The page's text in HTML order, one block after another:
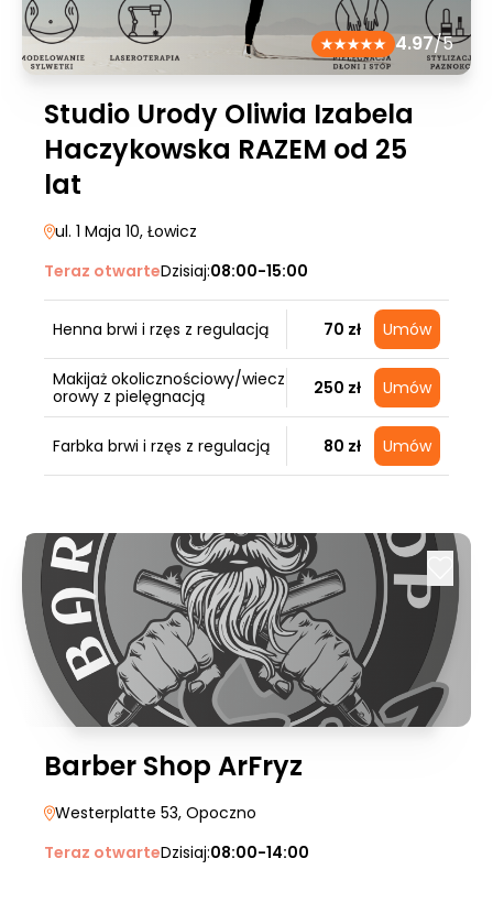
4.97/5
Studio Urody Oliwia Izabela
Haczykowska RAZEM od 25
lat
ul. 1 Maja 10, Łowicz
Teraz otwarteDzisiaj:08:00-15:00
Henna brwi i rzęs z regulacją 70 zł Umów
Makijaż okolicznościowy/wiecz
orowy z pielęgnacją
250 zł Umów
Farbka brwi i rzęs z regulacją 80 zł Umów
Barber Shop ArFryz
Westerplatte 53, Opoczno
Teraz otwarteDzisiaj:08:00-14:00